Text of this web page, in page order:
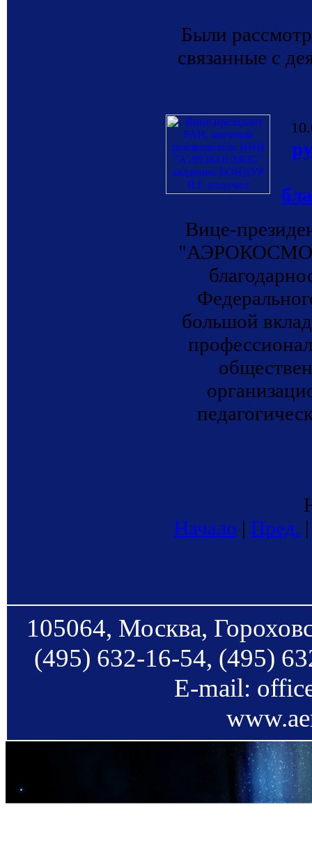
Были
связанные с
Вице-
большой
Начало | Пред.
105064, Москва,
(495) 632-16-54, (495)
E-mail: